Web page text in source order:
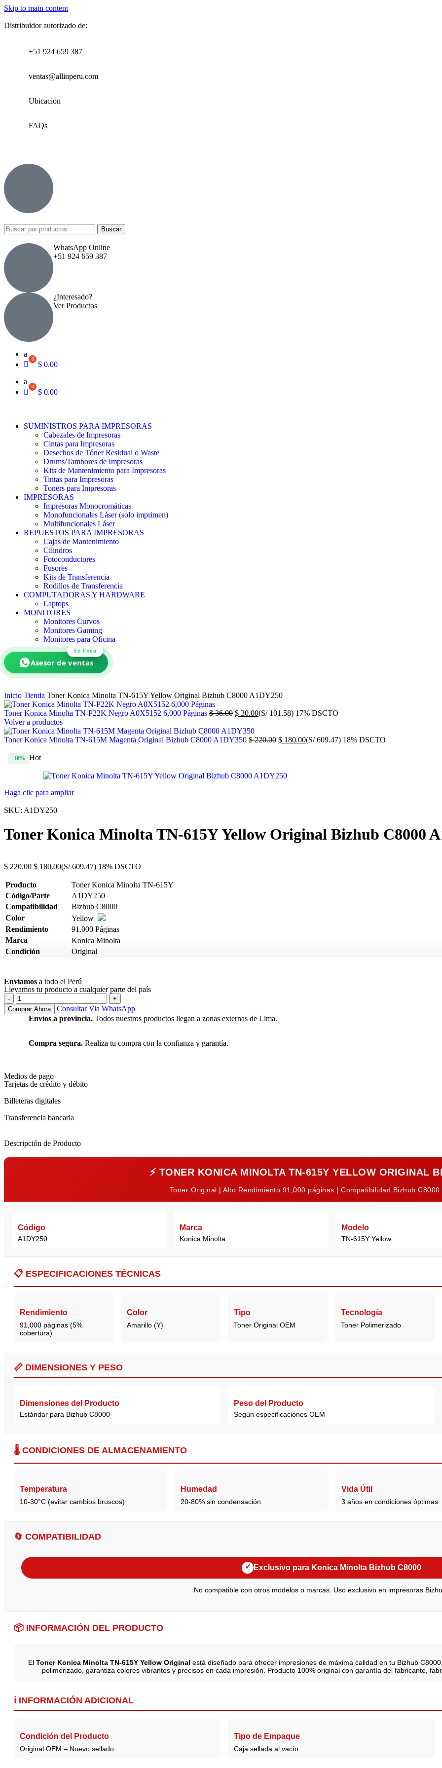
Skip to main content
Distribuidor autorizado de:
+51 924 659 387
ventas@allinperu.com
Ubicación
FAQs
Buscar
WhatsApp Online
+51 924 659 387
¿Interesado?
Ver Productos
a
$ 0.00
a
$ 0.00
SUMINISTROS PARA IMPRESORAS
Cabezales de Impresoras
Cintas para Impresoras
Desechos de Tóner Residual o Waste
Drums/Tambores de Impresoras
Kits de Mantenimiento para Impresoras
Tintas para Impresoras
Toners para Impresoras
IMPRESORAS
Impresoras Monocromáticas
Monofuncionales Láser (solo imprimen)
Multifuncionales Láser
REPUESTOS PARA IMPRESORAS
Cajas de Mantenimiento
Cilindros
Fotoconductores
Fusores
Kits de Transferencia
Rodillos de Transferencia
COMPUTADORAS Y HARDWARE
Laptops
MONITORES
Monitores Curvos
Monitores Gaming
Monitores para Oficina
En línea
Asesor de ventas
Inicio Tienda Toner Konica Minolta TN-615Y Yellow Original Bizhub C8000 A1DY250
Toner Konica Minolta TN-P22K Negro A0X5152 6,000 Páginas $36.00 $ 30.00(S/ 101.58) 17% DSCTO
Volver a productos
Toner Konica Minolta TN-615M Magenta Original Bizhub C8000 A1DY350 $220.00 $ 180.00(S/ 609.47) 18% DSCTO
-18% Hot
Haga clic para ampliar
SKU: A1DY250
Toner Konica Minolta TN-615Y Yellow Original Bizhub C8000
$220.00 $ 180.00(S/ 609.47) 18% DSCTO
Producto
Toner Konica Minolta TN-615Y
Código/Parte
A1DY250
Compatibilidad
Bizhub C8000
Color
Yellow
Rendimiento
91,000 Páginas
Marca
Konica Minolta
Condición
Original
Enviamos a todo el Perú
Llevamos tu producto a cualquier parte del país
Comprar Ahora
Consultar Via WhatsApp
Envíos a provincia. Todos nuestros productos llegan a zonas externas de Lima.
Compra segura. Realiza tu compra con la confianza y garantía.
Medios de pago
Tarjetas de crédito y débito
Billeteras digitales
Transferencia bancaria
Descripción de Producto
⚡ TONER KONICA MINOLTA TN-615Y YELLOW ORIGINAL
Toner Original | Alto Rendimiento 91,000 páginas | Compatibilidad Bizhub
Código
A1DY250
Marca
Konica Minolta
Modelo
TN-615Y Yellow
📋 ESPECIFICACIONES TÉCNICAS
Rendimiento
91,000 páginas (5%
cobertura)
Color
Amarillo (Y)
Tipo
Toner Original OEM
Tecnología
Toner Polimerizado
📏 DIMENSIONES Y PESO
Dimensiones del Producto
Estándar para Bizhub C8000
Peso del Producto
Según especificaciones OEM
🌡️ CONDICIONES DE ALMACENAMIENTO
Temperatura
10-30°C (evitar cambios bruscos)
Humedad
20-80% sin condensación
Vida Útil
3 años en condiciones óptimas
🔄 COMPATIBILIDAD
✓ Exclusivo para Konica Minolta Bizhub C8000
No compatible con otros modelos o marcas. Uso exclusivo en impresoras
📦 INFORMACIÓN DEL PRODUCTO
El Toner Konica Minolta TN-615Y Yellow Original está diseñado para ofrecer impresiones de máxima calidad en tu Bizhub
polimerizado, garantiza colores vibrantes y precisos en cada impresión. Producto 100% original con garantía del fabricante,
ℹ️ INFORMACIÓN ADICIONAL
Condición del Producto
Original OEM – Nuevo sellado
Tipo de Empaque
Caja sellada al vacío